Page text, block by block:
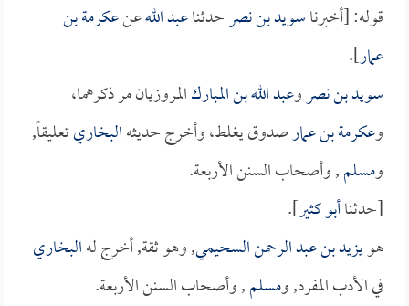
قوله: [أخبرناسويد بن نصرحدثناعبد اللهعنعكرمة بن
عمار].
سويد بن نصروعبد الله بن المباركالمروزيان مر ذكرهما،
وعكرمة بن عمارصدوق يغلط، وأخرج حديثهالبخاريتعليقاً,
ومسلم, وأصحاب السنن الأربعة.
[حدثناأبو كثير].
هويزيد بن عبد الرحمن السحيمي, وهو ثقة, أخرج لهالبخاري
في الأدب المفرد, ومسلم, وأصحاب السنن الأربعة.